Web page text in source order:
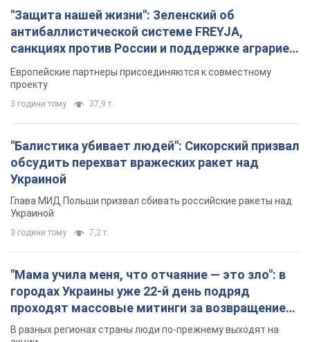
"Балистика убивает людей": Сикорский призвал
обсудить перехват вражеских ракет над
Украиной
"Мама учила меня, что отчаяние — это зло": в
городах Украины уже 22-й день подряд
проходят массовые митинги за возвращение
Федорова. Фото и видео
акции